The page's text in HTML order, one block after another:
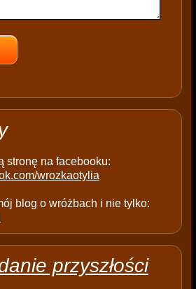
stronę na facebooku:
wrozkaotylia
blog o wróżbach i nie tylko:
przyszłości